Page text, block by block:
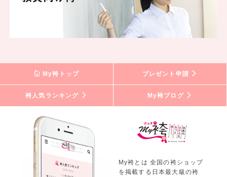
My袴トップ プレゼント申請
袴人気ランキング My袴ブログ
My袴とは 全国の袴ショップ
を掲載する日本最大級の袴